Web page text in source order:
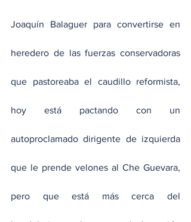
Joaquín Balaguer para convertirse en
heredero de las fuerzas conservadoras
que pastoreaba el caudillo reformista,
hoy está pactando con un
autoproclamado dirigente de izquierda
que le prende velones al Che Guevara,
pero que está más cerca del